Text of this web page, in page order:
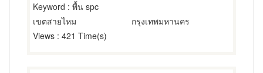
Keyword : พื้น spc
เขตสายไหม
กรุงเทพมหานคร
Views : 421 Time(s)